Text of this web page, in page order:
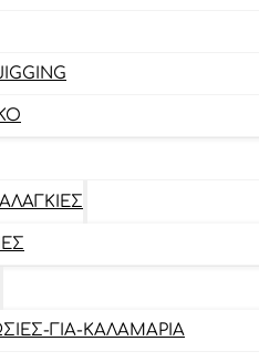
ΓΙΑ-ΚΑΛΑΜΆΡΙΑ